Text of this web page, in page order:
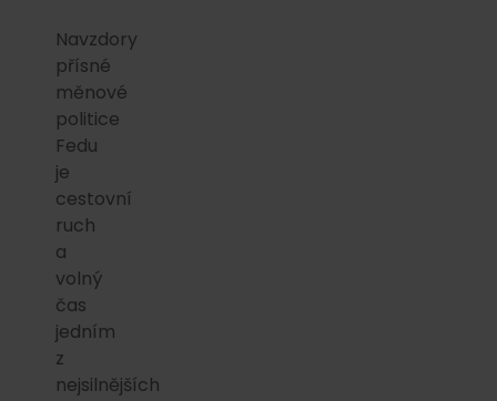
Navzdory
přísné
měnové
politice
Fedu
je
cestovní
ruch
a
volný
čas
jedním
z
nejsilnějších